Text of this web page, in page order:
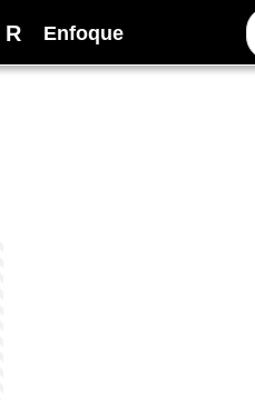
R Enfoque